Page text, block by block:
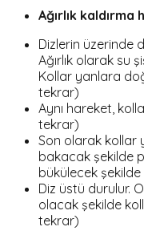
Ağırlık kaldırma
Dizlerin üzerinde
Ağırlık olarak su
Kollar yanlara
tekrar)
Aynı hareket,
tekrar)
Son olarak kollar
bakacak şekilde
bükülecek şekilde
Diz üstü durulur.
olacak şekilde
tekrar)